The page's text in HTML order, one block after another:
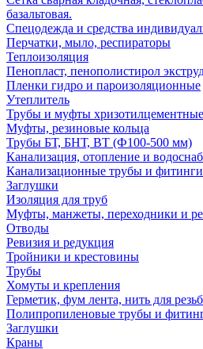
базальтовая.
Спецодежда и средства
Перчатки, мыло, респираторы
Теплоизоляция
Пенопласт, пенополистирол
Пленки гидро и пароизоляционные
Утеплитель
Трубы и муфты хризотилцементные
Муфты, резиновые кольца
Трубы БТ, БНТ, ВТ (Ф100-500 мм)
Канализация, отопление и
Канализационные трубы и фитинги
Заглушки
Изоляция для труб
Муфты, манжеты, переходники и
Отводы
Ревизия и редукция
Тройники и крестовины
Трубы
Хомуты и крепления
Герметик, фум лента, нить для
Полипропиленовые трубы и
Заглушки
Краны